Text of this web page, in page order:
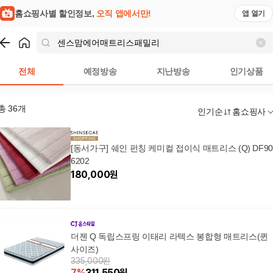
홈쇼핑사별 할인정보, 오직 앱에서만! 앱 열기
전체 예정방송 지난방송 인기상품
36개 인기순 홈쇼핑사
[동서가구] 쉐인 펀칭 케미컬 접이식 매트리스 (Q) DF90
6202
180,000원
더젠 Q 독립스프링 이태리 라텍스 봉합형 매트리스(퀸
사이즈)
335,000원